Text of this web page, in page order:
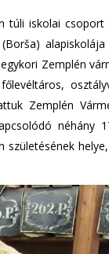
túli iskolai
Zemplén
Zemplén
néhány
születésének